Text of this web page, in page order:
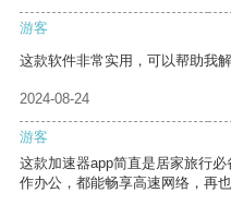
游客
这款软件非常实用，可以帮助我解
2024-08-24
游客
这款加速器app简直是居家旅行
作办公，都能畅享高速网络，再